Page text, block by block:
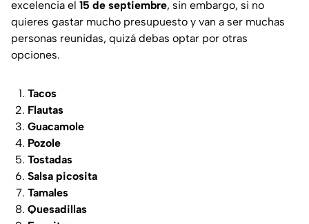
excelencia el 15 de septiembre, sin embargo, si no
quieres gastar mucho presupuesto y van a ser muchas
personas reunidas, quizá debas optar por otras
opciones.
Tacos
Flautas
Guacamole
Pozole
Tostadas
Salsa picosita
Tamales
Quesadillas